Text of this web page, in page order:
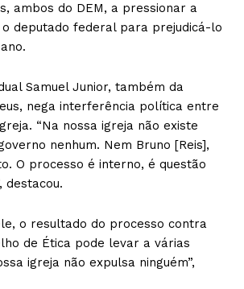
ambos do DEM, a pressionar a
deputado federal para prejudicá-lo
Samuel Junior, também da
nega interferência política entre
“Na nossa igreja não existe
nenhum. Nem Bruno [Reis],
O processo é interno, é questão
destacou.
o resultado do processo contra
de Ética pode levar a várias
igreja não expulsa ninguém”,